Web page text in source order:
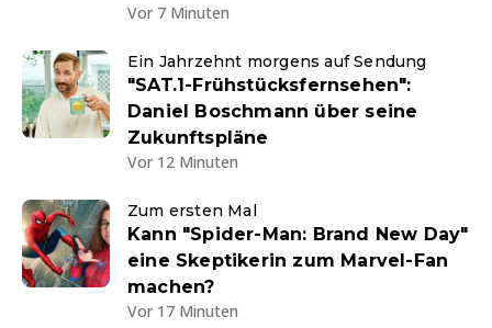
Vor 7 Minuten
Ein Jahrzehnt morgens auf Sendung
"SAT.1-Frühstücksfernsehen":
Daniel Boschmann über seine
Zukunftspläne
Vor 12 Minuten
Zum ersten Mal
Kann "Spider-Man: Brand New Day"
eine Skeptikerin zum Marvel-Fan
machen?
Vor 17 Minuten